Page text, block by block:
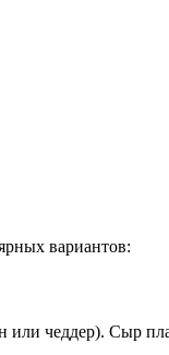
вариантов:
или чеддер). Сыр